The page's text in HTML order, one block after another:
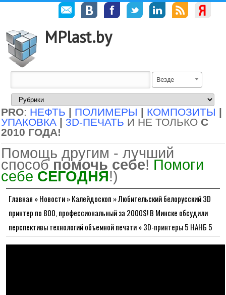
MPlast.by
Везде
PRO: НЕФТЬ | ПОЛИМЕРЫ | КОМПОЗИТЫ |
УПАКОВКА | 3D-ПЕЧАТЬ И НЕ ТОЛЬКО С
2010 ГОДА!
Помощь другим - лучший
способ помочь себе! Помоги
себе СЕГОДНЯ!)
Главная »Новости»Калейдоскоп »Любительский белорусский 3D
принтер по 800, профессиональный за 2000$! В Минске обсудили
перспективы технологий объемной печати»3D-принтеры 5 НАНБ 5